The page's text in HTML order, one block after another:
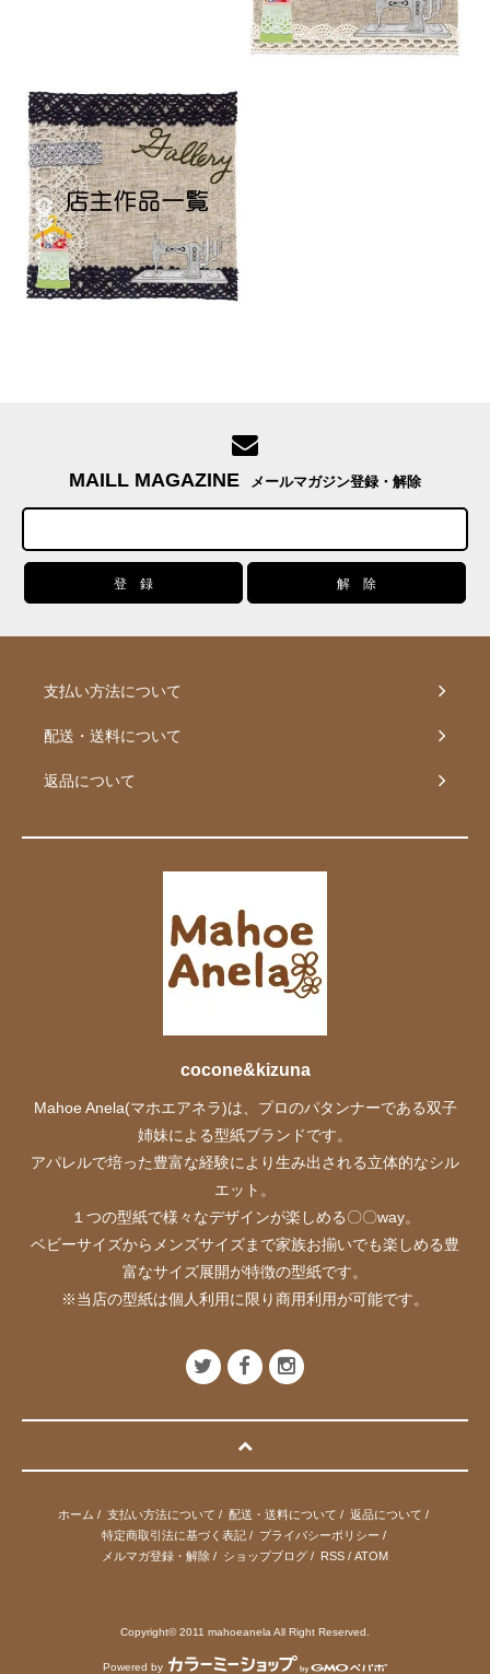
MAILL MAGAZINE メールマガジン登録・解除
支払い方法について
配送・送料について
返品について
cocone&kizuna
Mahoe Anela(マホエアネラ)は、プロのパタンナーである双子
姉妹による型紙ブランドです。
アパレルで培った豊富な経験により生み出される立体的なシル
エット。
１つの型紙で様々なデザインが楽しめる〇〇way。
ベビーサイズからメンズサイズまで家族お揃いでも楽しめる豊
富なサイズ展開が特徴の型紙です。
※当店の型紙は個人利用に限り商用利用が可能です。
ホーム / 支払い方法について / 配送・送料について / 返品について /
特定商取引法に基づく表記/ プライバシーポリシー /
メルマガ登録・解除 / ショップブログ / RSS / ATOM
Copyright© 2011 mahoeanela All Right Reserved.
Powered by